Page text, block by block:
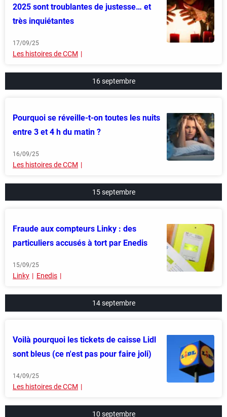
2025 sont troublantes de justesse… et
très inquiétantes
17/09/25
Les histoires de CCM
16 septembre
Pourquoi se réveille-t-on toutes les nuits
entre 3 et 4 h du matin ?
16/09/25
Les histoires de CCM
15 septembre
Fraude aux compteurs Linky : des
particuliers accusés à tort par Enedis
15/09/25
Linky Enedis
14 septembre
Voilà pourquoi les tickets de caisse Lidl
sont bleus (ce n'est pas pour faire joli)
14/09/25
Les histoires de CCM
10 septembre